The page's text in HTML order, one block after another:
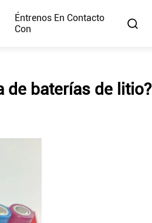
Éntrenos En Contacto
Con
de baterías de litio?